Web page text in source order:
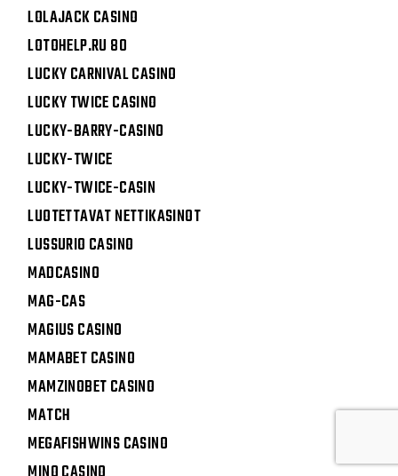
LOLAJACK CASINO
LOTOHELP.RU 80
LUCKY CARNIVAL CASINO
LUCKY TWICE CASINO
LUCKY-BARRY-CASINO
LUCKY-TWICE
LUCKY-TWICE-CASIN
LUOTETTAVAT NETTIKASINOT
LUSSURIO CASINO
MADCASINO
MAG-CAS
MAGIUS CASINO
MAMABET CASINO
MAMZINOBET CASINO
MATCH
MEGAFISHWINS CASINO